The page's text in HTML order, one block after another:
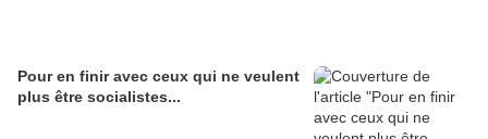
Pour en finir avec ceux qui ne veulent
plus être socialistes...